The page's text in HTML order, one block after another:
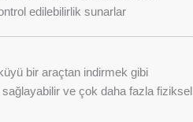
edilebilirlik sunarlar
bir araçtan indirmek gibi
ve çok daha fazla fiziksel